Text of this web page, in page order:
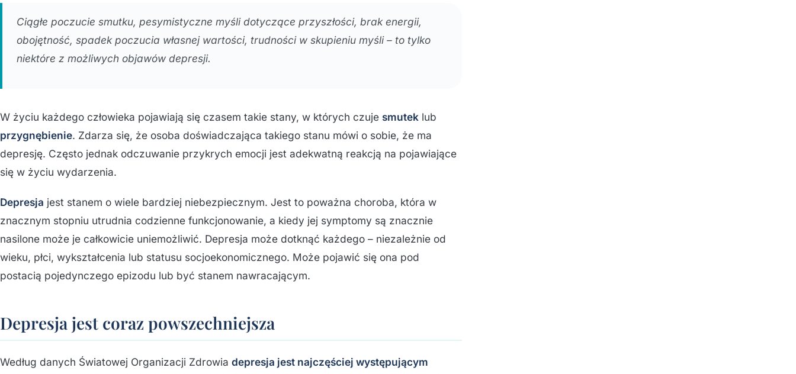
Ciągłe poczucie smutku, pesymistyczne myśli dotyczące przyszłości, brak energii,
obojętność, spadek poczucia własnej wartości, trudności w skupieniu myśli – to tylko
niektóre z możliwych objawów depresji.
W życiu każdego człowieka pojawiają się czasem takie stany, w których czuje smutek lub
przygnębienie. Zdarza się, że osoba doświadczająca takiego stanu mówi o sobie, że ma
depresję. Często jednak odczuwanie przykrych emocji jest adekwatną reakcją na pojawiające
się w życiu wydarzenia.
Depresja jest stanem o wiele bardziej niebezpiecznym. Jest to poważna choroba, która w
znacznym stopniu utrudnia codzienne funkcjonowanie, a kiedy jej symptomy są znacznie
nasilone może je całkowicie uniemożliwić. Depresja może dotknąć każdego – niezależnie od
wieku, płci, wykształcenia lub statusu socjoekonomicznego. Może pojawić się ona pod
postacią pojedynczego epizodu lub być stanem nawracającym.
Depresja jest coraz powszechniejsza
Według danych Światowej Organizacji Zdrowia depresja jest najczęściej występującym